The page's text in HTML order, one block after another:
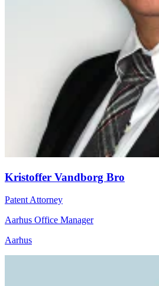
Kristoffer Vandborg Bro
Patent Attorney
Aarhus Office Manager
Aarhus